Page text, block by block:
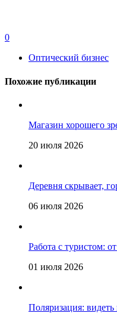
0
Оптический бизнес
Похожие публикации
Магазин хорошего
20 июля 2026
Деревня скрывает,
06 июля 2026
Работа с туристом:
01 июля 2026
Поляризация: